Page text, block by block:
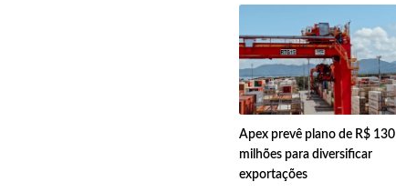
Apex prevê plano de R$ 130
milhões para diversificar
exportações